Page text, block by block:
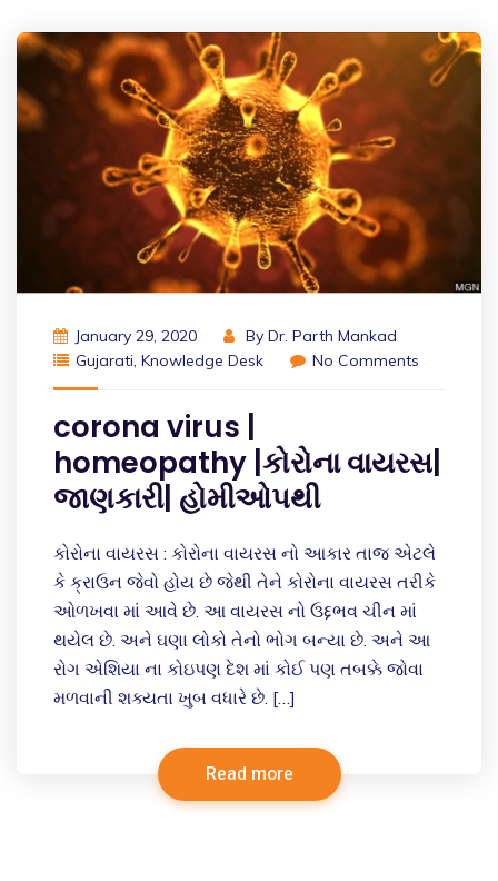
January 29, 2020 By Dr. Parth Mankad
Gujarati, Knowledge Desk No Comments
corona virus |
homeopathy |કોરોના વાયરસ|
જાણકારી| હોમીઓપથી
કોરોના વાયરસ : કોરોના વાયરસ નો આકાર તાજ એટલે
કે ક્રાઉન જેવો હોય છે જેથી તેને કોરોના વાયરસ તરીકે
ઓળખવા માં આવે છે. આ વાયરસ નો ઉદ્દભવ ચીન માં
થયેલ છે. અને ઘણા લોકો તેનો ભોગ બન્યા છે. અને આ
રોગ એશિયા ના કોઇપણ દેશ માં કોઈ પણ તબક્કે જોવા
મળવાની શક્યતા ખુબ વધારે છે. […]
Read more